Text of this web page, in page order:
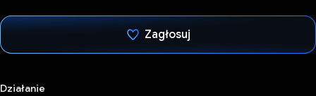
Zagłosuj
Działanie